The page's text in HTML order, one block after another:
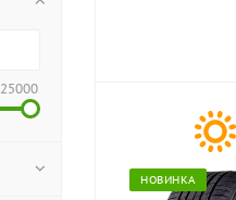
НОВИНКА
25000